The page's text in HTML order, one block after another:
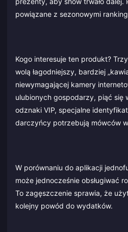
powiązane z sezonowymi
Kogo interesuje ten produkt?
wolą łagodniejszy, bardziej
niewymagającej kamery
ulubionych gospodarzy, piąć się
odznaki VIP, specjalne
darczyńcy potrzebują mówców
W porównaniu do aplikacji
może jednocześnie obsługiwać
To zagęszczenie sprawia, że
kolejny powód do wydatków.